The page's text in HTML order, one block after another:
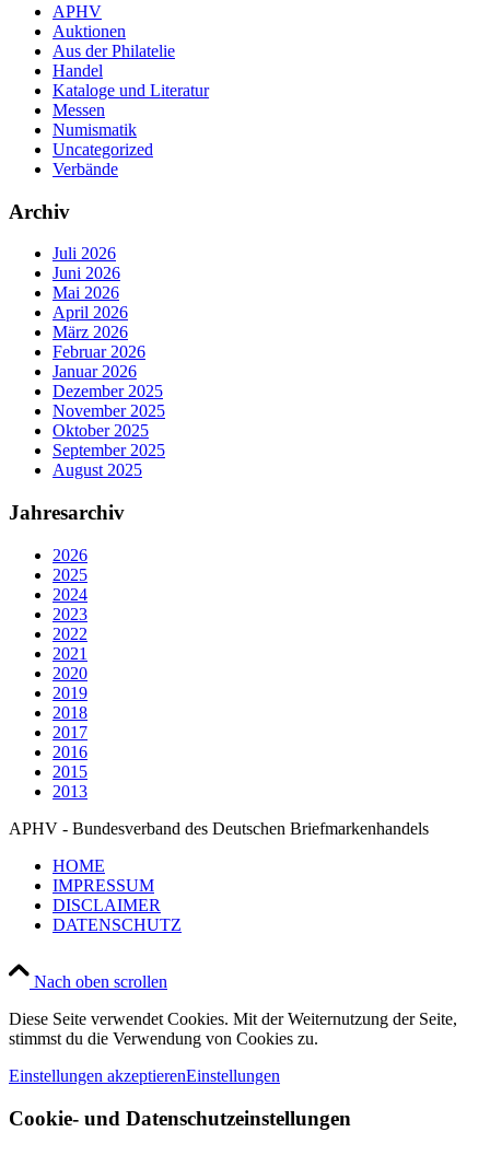
APHV
Auktionen
Aus der Philatelie
Handel
Kataloge und Literatur
Messen
Numismatik
Uncategorized
Verbände
Archiv
Juli 2026
Juni 2026
Mai 2026
April 2026
März 2026
Februar 2026
Januar 2026
Dezember 2025
November 2025
Oktober 2025
September 2025
August 2025
Jahresarchiv
2026
2025
2024
2023
2022
2021
2020
2019
2018
2017
2016
2015
2013
APHV - Bundesverband des Deutschen Briefmarkenhandels
HOME
IMPRESSUM
DISCLAIMER
DATENSCHUTZ
Nach oben scrollen
Diese Seite verwendet Cookies. Mit der Weiternutzung der Seite,
stimmst du die Verwendung von Cookies zu.
Einstellungen akzeptierenEinstellungen
Cookie- und Datenschutzeinstellungen